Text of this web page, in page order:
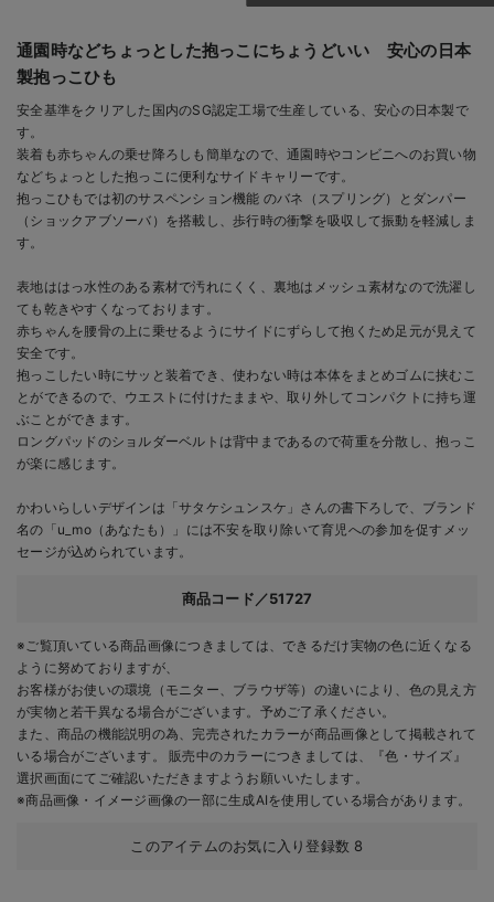
通園時などちょっとした抱っこにちょうどいい 安心の日本
製抱っこひも
安全基準をクリアした国内のSG認定工場で生産している、安心の日本製で
す。
装着も赤ちゃんの乗せ降ろしも簡単なので、通園時やコンビニへのお買い物
などちょっとした抱っこに便利なサイドキャリーです。
抱っこひもでは初のサスペンション機能 のバネ（スプリング）とダンパー
（ショックアブソーバ）を搭載し、歩行時の衝撃を吸収して振動を軽減しま
す。
表地ははっ水性のある素材で汚れにくく、裏地はメッシュ素材なので洗濯し
ても乾きやすくなっております。
赤ちゃんを腰骨の上に乗せるようにサイドにずらして抱くため足元が見えて
安全です。
抱っこしたい時にサッと装着でき、使わない時は本体をまとめゴムに挟むこ
とができるので、ウエストに付けたままや、取り外してコンパクトに持ち運
ぶことができます。
ロングパッドのショルダーベルトは背中まであるので荷重を分散し、抱っこ
が楽に感じます。
かわいらしいデザインは「サタケシュンスケ」さんの書下ろしで、ブランド
名の「u_mo（あなたも）」には不安を取り除いて育児への参加を促すメッ
セージが込められています。
商品コード／51727
※ご覧頂いている商品画像につきましては、できるだけ実物の色に近くなる
ように努めておりますが、
お客様がお使いの環境（モニター、ブラウザ等）の違いにより、色の見え方
が実物と若干異なる場合がございます。予めご了承ください。
また、商品の機能説明の為、完売されたカラーが商品画像として掲載されて
いる場合がございます。 販売中のカラーにつきましては、『色・サイズ』
選択画面にてご確認いただきますようお願いいたします。
※商品画像・イメージ画像の一部に生成AIを使用している場合があります。
このアイテムのお気に入り登録数 8